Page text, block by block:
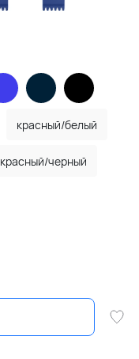
красный/белый
красный/черный